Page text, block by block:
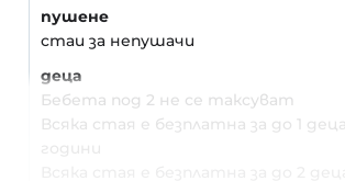
пушене
стаи за непушачи
деца
Бебета под 2 не се таксуват
Всяка стая е безплатна за до 1